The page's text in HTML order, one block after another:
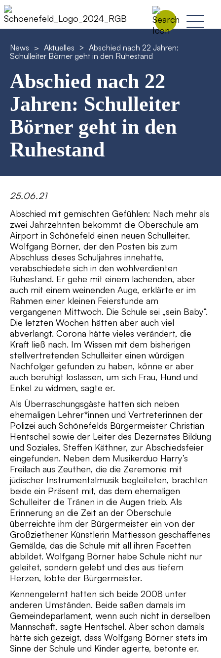
News > Aktuelles > Abschied nach 22 Jahren:
Schulleiter Börner geht in den Ruhestand
Abschied nach 22
Jahren: Schulleiter
Börner geht in den
Ruhestand
25.06.21
Abschied mit gemischten Gefühlen: Nach mehr als
zwei Jahrzehnten bekommt die Oberschule am
Airport in Schönefeld einen neuen Schulleiter.
Wolfgang Börner, der den Posten bis zum
Abschluss dieses Schuljahres innehatte,
verabschiedete sich in den wohlverdienten
Ruhestand. Er gehe mit einem lachenden, aber
auch mit einem weinenden Auge, erklärte er im
Rahmen einer kleinen Feierstunde am
vergangenen Mittwoch. Die Schule sei „sein Baby“.
Die letzten Wochen hätten aber auch viel
abverlangt. Corona hätte vieles verändert, die
Kraft ließ nach. Im Wissen mit dem bisherigen
stellvertretenden Schulleiter einen würdigen
Nachfolger gefunden zu haben, könne er aber
auch beruhigt loslassen, um sich Frau, Hund und
Enkel zu widmen, sagte er.
Als Überraschungsgäste hatten sich neben
ehemaligen Lehrer*innen und Vertreterinnen der
Polizei auch Schönefelds Bürgermeister Christian
Hentschel sowie der Leiter des Dezernates Bildung
und Soziales, Steffen Käthner, zur Abschiedsfeier
eingefunden. Neben dem Musikerduo Harry’s
Freilach aus Zeuthen, die die Zeremonie mit
jüdischer Instrumentalmusik begleiteten, brachten
beide ein Präsent mit, das dem ehemaligen
Schulleiter die Tränen in die Augen trieb. Als
Erinnerung an die Zeit an der Oberschule
überreichte ihm der Bürgermeister ein von der
Großziethener Künstlerin Mattiesson geschaffenes
Gemälde, das die Schule mit all ihren Facetten
abbildet. Wolfgang Börner habe Schule nicht nur
geleitet, sondern gelebt und dies aus tiefem
Herzen, lobte der Bürgermeister.
Kennengelernt hatten sich beide 2008 unter
anderen Umständen. Beide saßen damals im
Gemeindeparlament, wenn auch nicht in derselben
Mannschaft, sagte Hentschel. Aber schon damals
hätte sich gezeigt, dass Wolfgang Börner stets im
Sinne der Schule und Kinder agierte, betonte er.